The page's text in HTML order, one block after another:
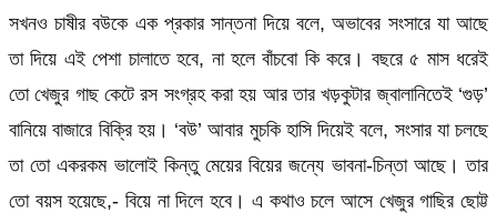
সখনও চাষীর বউকে এক প্রকার সান্তনা দিয়ে বলে, অভাবের সংসারে যা আছে
তা দিয়ে এই পেশা চালাতে হবে, না হলে বাঁচবো কি করে। বছরে ৫ মাস ধরেই
তো খেজুর গাছ কেটে রস সংগ্রহ করা হয় আর তার খড়কুটার জ্বালানিতেই ‘গুড়’
বানিয়ে বাজারে বিক্রি হয়। ‘বউ’ আবার মুচকি হাসি দিয়েই বলে, সংসার যা চলছে
তা তো একরকম ভালোই কিন্তু মেয়ের বিয়ের জন্যে ভাবনা-চিন্তা আছে। তার
তো বয়স হয়েছে,- বিয়ে না দিলে হবে। এ কথাও চলে আসে খেজুর গাছির ছোট্ট